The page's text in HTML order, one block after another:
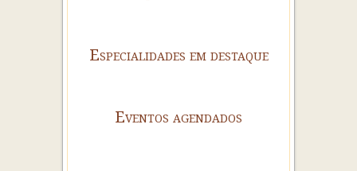
Especialidades em destaque
Eventos agendados